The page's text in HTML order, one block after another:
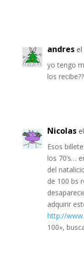
andres
yo tengo
los
Nicolas
Esos
los 70’s…
del
de 100 bs
adquirir
http://
100»,